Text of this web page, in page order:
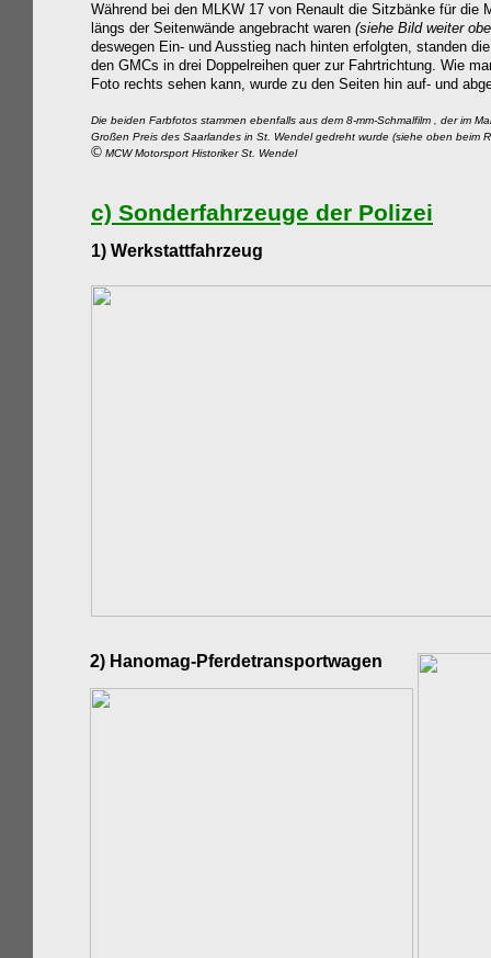
Während bei den MLKW 17 von Renault die Sitzbänke für die
längs der Seitenwände angebracht waren (siehe Bild weiter
deswegen Ein- und Ausstieg nach hinten erfolgten, standen
den GMCs in drei Doppelreihen quer zur Fahrtrichtung. Wie
Foto rechts sehen kann, wurde zu den Seiten hin auf- und
Die beiden Farbfotos stammen ebenfalls aus dem 8-mm-Schmalfilm , der im
Großen Preis des Saarlandes in St. Wendel gedreht wurde (siehe oben beim
© MCW Motorsport Historiker St. Wendel
c) Sonderfahrzeuge der Polizei
1) Werkstattfahrzeug
2) Hanomag-Pferdetransportwagen